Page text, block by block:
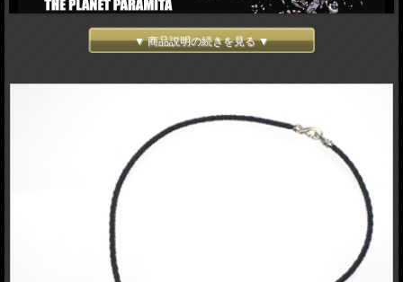
▼ 商品説明の続きを見る ▼